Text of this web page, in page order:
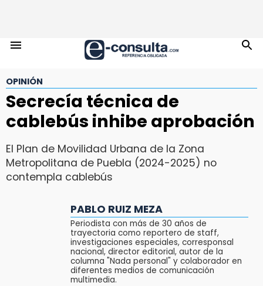
OPINIÓN
Secrecía técnica de
cablebús inhibe aprobación
El Plan de Movilidad Urbana de la Zona
Metropolitana de Puebla (2024-2025) no
contempla cablebús
PABLO RUIZ MEZA
Periodista con más de 30 años de
trayectoria como reportero de staff,
investigaciones especiales, corresponsal
nacional, director editorial, autor de la
columna "Nada personal" y colaborador en
diferentes medios de comunicación
multimedia.